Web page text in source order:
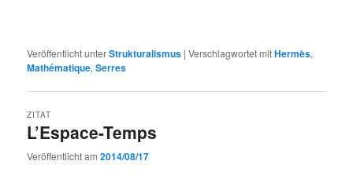
Veröffentlicht unterStrukturalismus |Verschlagwortet mitHermès,
Mathématique,Serres
L’Espace-Temps
ZITAT
Veröffentlicht am2014/08/17